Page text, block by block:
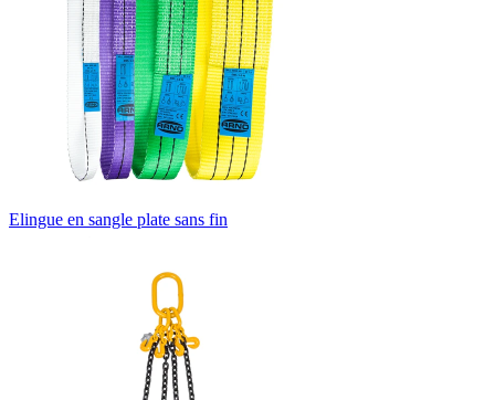
Elingue en sangle plate sans fin